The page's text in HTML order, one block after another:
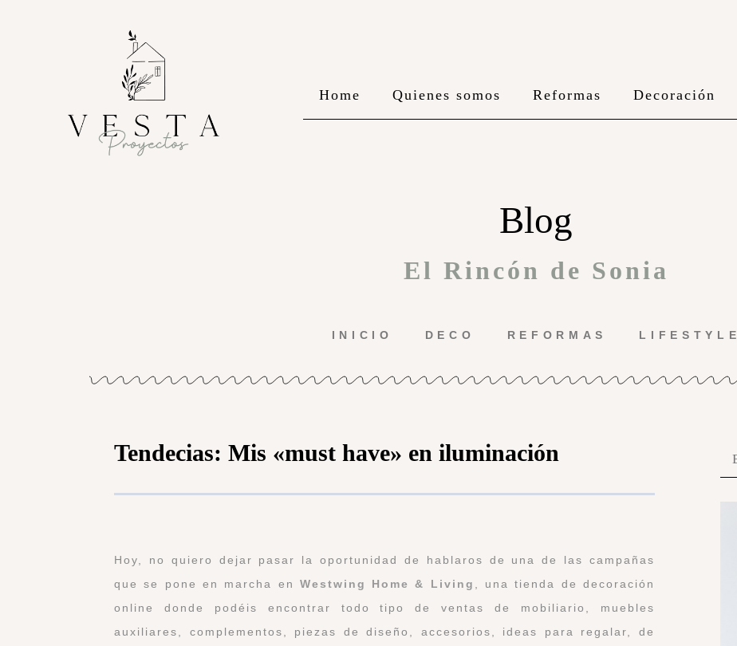
Home Quienes somos Reformas Decoración
Blog
El Rincón de Sonia
INICIO DECO REFORMAS LIFESTYLE
Tendecias: Mis «must have» en iluminación
Hoy, no quiero dejar pasar la oportunidad de hablaros de una de las campañas
que se pone en marcha en Westwing Home & Living
, una tienda de decoración
online donde podéis encontrar todo tipo de ventas de mobiliario, muebles
auxiliares, complementos, piezas de diseño, accesorios, ideas para regalar, de